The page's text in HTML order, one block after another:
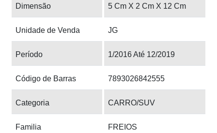
Dimensão 5 Cm X 2 Cm X 12 Cm
Unidade de Venda JG
Período 1/2016 Até 12/2019
Código de Barras 7893026842555
Categoria CARRO/SUV
Familia FREIOS